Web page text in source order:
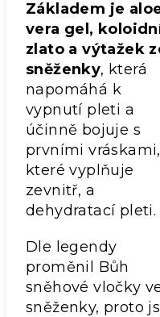
Základem je
vera gel,
zlato a výtažek
sněženky, která
napomáhá k
vypnutí pleti a
účinně bojuje s
prvními vráskami,
které vyplňuje
zevnitř, a
dehydratací pleti.
Dle legendy
proměnil Bůh
sněhové vločky
sněženky, proto